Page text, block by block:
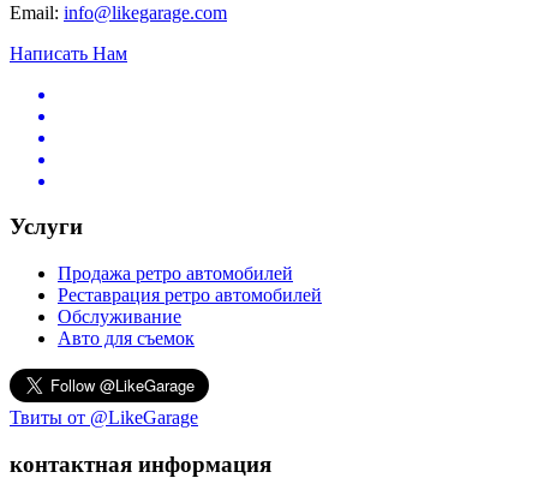
Email: info@likegarage.com
Написать Нам
Услуги
Продажа ретро автомобилей
Реставрация ретро автомобилей
Обслуживание
Авто для съемок
Твиты от @LikeGarage
контактная информация